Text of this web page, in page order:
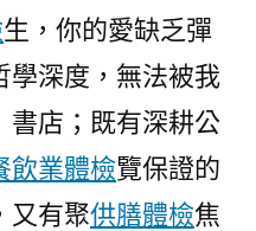
生，你的愛缺乏彈
學深度，無法被我
書店；既有深耕公
飲業體檢覽保證的
又有聚供膳體檢焦